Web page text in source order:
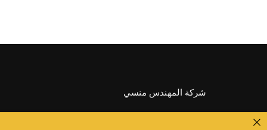
شركة المهندس منسي